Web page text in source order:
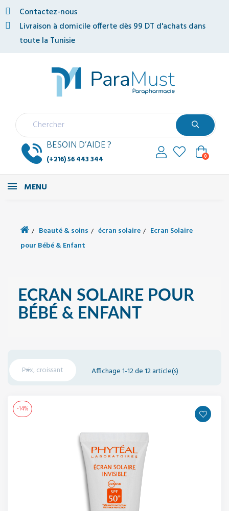
Contactez-nous
Livraison à domicile offerte dès 99 DT d'achats dans
toute la Tunisie
BESOIN D’AIDE ?
(+216) 56 443 344 0
MENU
Beauté & soins écran solaire
Ecran Solaire
pour Bébé & Enfant
ECRAN SOLAIRE POUR
BÉBÉ & ENFANT
Prix, croissant
 Affichage 1-12 de 12 article(s)
-14%